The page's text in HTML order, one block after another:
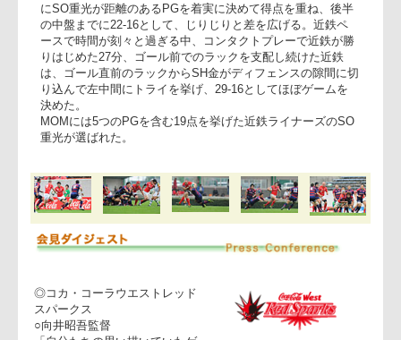
がら大きくゲインして、左LO川下に繋ぎ、最後はインサイド
センター、ベイトマンが左隅に飛び込みトライ。難しい位置
からのGKをFBウェブが決め、13-16とゲームを引っくり返
す。
しかし、近鉄は焦ることなく、コカ・コーラウエストの反則
にSO重光が距離のあるPGを着実に決めて得点を重ね、後半
の中盤までに22-16として、じりじりと差を広げる。近鉄ペ
ースで時間が刻々と過ぎる中、コンタクトプレーで近鉄が勝
り込んで左中間にトライを挙げ、29-16としてほぼゲームを
決めた。
MOMには5つのPGを含む19点を挙げた近鉄ライナーズのSO
重光が選ばれた。